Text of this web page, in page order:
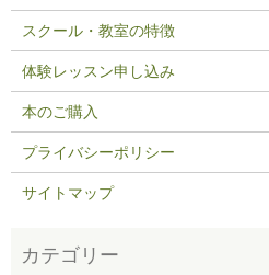
スクール・教室の特徴
体験レッスン申し込み
本のご購入
プライバシーポリシー
サイトマップ